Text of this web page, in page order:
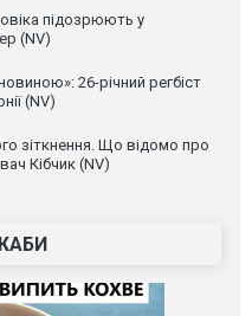
підозрюють у
(NV)
26-річний регбіст
(NV)
зіткнення. Що відомо про
Кібчик (NV)